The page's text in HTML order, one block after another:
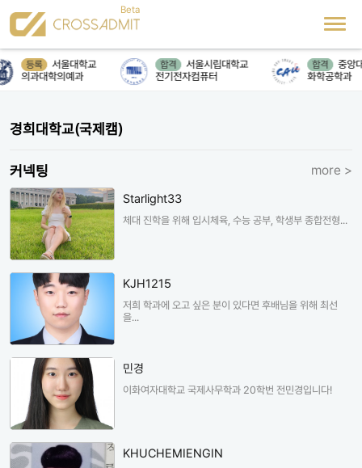
등록
서울대학교
의과대학의예과
합격
서울시립대학교
전기전자컴퓨터
합격
중앙대
화학공학과
경희대학교(국제캠)
커넥팅 more >
Starlight33
체대 진학을 위해 입시체육, 수능 공부, 학생부 종합전형...
KJH1215
저희 학과에 오고 싶은 분이 있다면 후배님을 위해 최선
을...
민경
이화여자대학교 국제사무학과 20학번 전민경입니다!
KHUCHEMIENGIN